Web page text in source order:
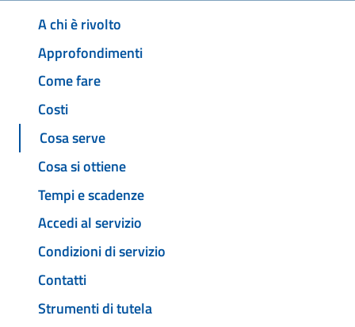
A chi è rivolto
Approfondimenti
Come fare
Costi
Cosa serve
Cosa si ottiene
Tempi e scadenze
Accedi al servizio
Condizioni di servizio
Contatti
Strumenti di tutela